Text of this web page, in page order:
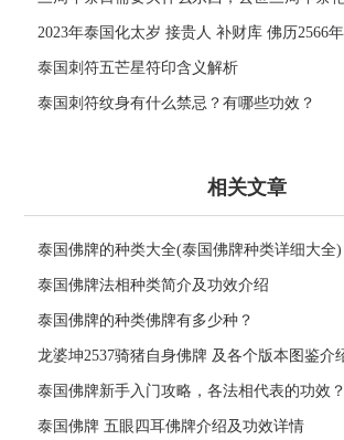
2023年泰国化太岁 接贵人 补财库 佛历2566年
泰国刺符五芒星符印含义解析
泰国刺符纹身有什么禁忌？有哪些功效？
相关文章
泰国佛牌的种类大全(泰国佛牌种类详细大全)
泰国佛牌法相种类简介及功效介绍
泰国佛牌的种类佛牌有多少种？
龙婆坤2537骑猪自身佛牌 及各个版本图鉴介
泰国佛牌新手入门攻略，各法相代表的功效？
泰国佛牌 五眼四耳佛牌介绍及功效详情